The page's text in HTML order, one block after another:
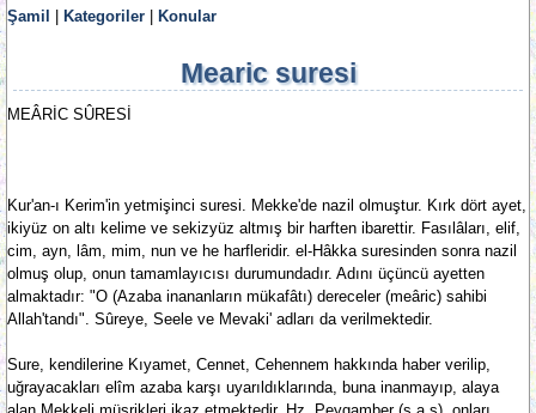
Şamil Kategoriler Konular
Mearic suresi
MEÂRİC SÛRESİ
Kur'an-ı Kerim'in yetmişinci suresi. Mekke'de nazil olmuştur. Kırk dört ayet,
ikiyüz on altı kelime ve sekizyüz altmış bir harften ibarettir. Fasılâları, elif,
cim, ayn, lâm, mim, nun ve he harfleridir. el-Hâkka suresinden sonra nazil
olmuş olup, onun tamamlayıcısı durumundadır. Adını üçüncü ayetten
almaktadır: "O (Azaba inananların mükafâtı) dereceler (meâric) sahibi
Allah'tandı". Sûreye, Seele ve Mevaki' adları da verilmektedir.
Sure, kendilerine Kıyamet, Cennet, Cehennem hakkında haber verilip,
uğrayacakları elîm azaba karşı uyarıldıklarında, buna inanmayıp, alaya